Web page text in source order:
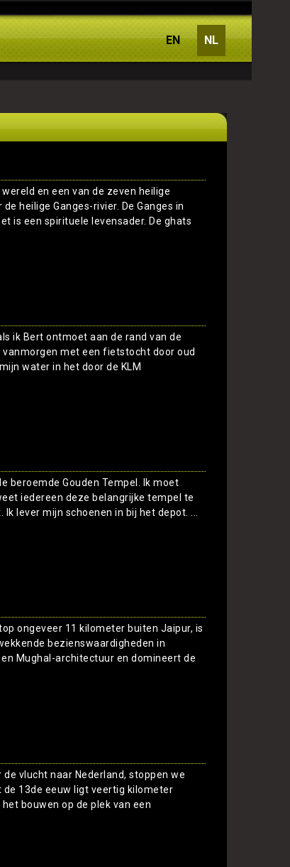
NL
EN
en een van de zeven heilige
heilige Ganges-rivier. De Ganges in
is een spirituele levensader. De ghats
ik Bert ontmoet aan de rand van de
met een fietstocht door oud
water in het door de KLM
beroemde Gouden Tempel. Ik moet
iedereen deze belangrijke tempel te
lever mijn schoenen in bij het depot. ...
ongeveer 11 kilometer buiten Jaipur, is
bezienswaardigheden in
Mughal-architectuur en domineert de
vlucht naar Nederland, stoppen we
13de eeuw ligt veertig kilometer
bouwen op de plek van een